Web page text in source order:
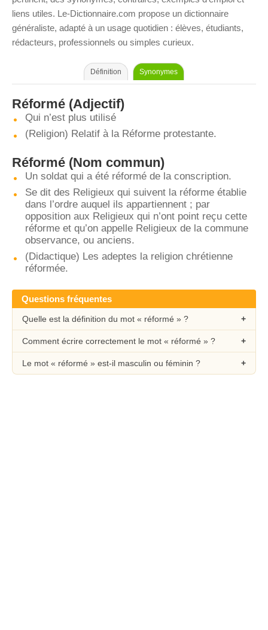
liens utiles. Le-Dictionnaire.com propose un dictionnaire
généraliste, adapté à un usage quotidien : élèves, étudiants,
rédacteurs, professionnels ou simples curieux.
Définition Synonymes
Réformé (Adjectif)
Qui n’est plus utilisé
(Religion) Relatif à la Réforme protestante.
Réformé (Nom commun)
Un soldat qui a été réformé de la conscription.
Se dit des Religieux qui suivent la réforme établie
dans l’ordre auquel ils appartiennent ; par
opposition aux Religieux qui n’ont point reçu cette
réforme et qu’on appelle Religieux de la commune
observance, ou anciens.
(Didactique) Les adeptes la religion chrétienne
réformée.
Questions fréquentes
Quelle est la définition du mot « réformé » ?
Comment écrire correctement le mot « réformé » ?
Le mot « réformé » est-il masculin ou féminin ?